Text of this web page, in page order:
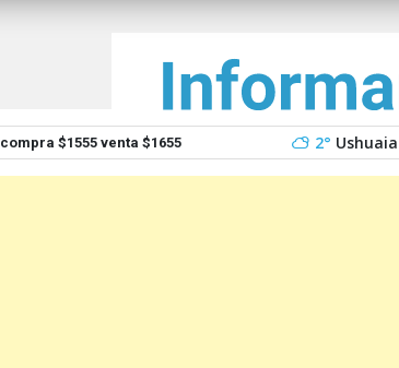
compra $1555 venta $1655 2° Ushuaia